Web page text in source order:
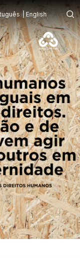
English